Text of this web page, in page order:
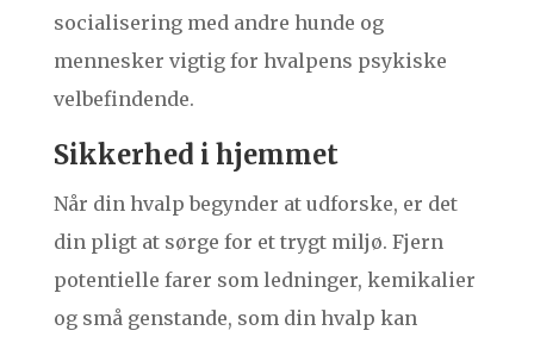
socialisering med andre hunde og
mennesker vigtig for hvalpens psykiske
velbefindende.
Sikkerhed i hjemmet
Når din hvalp begynder at udforske, er det
din pligt at sørge for et trygt miljø. Fjern
potentielle farer som ledninger, kemikalier
og små genstande, som din hvalp kan